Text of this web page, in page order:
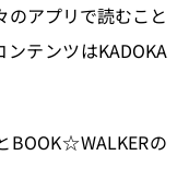
のアプリで読むこと
テンツはKADOKA
の